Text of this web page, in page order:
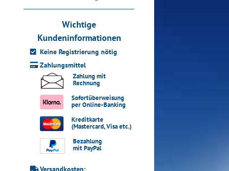
Wichtige
Kundeninformationen
Keine Registrierung nötig
Zahlungsmittel
Zahlung mit
Rechnung
Sofortüberweisung
per Online-Banking
Kreditkarte
(Mastercard, Visa etc.)
Bezahlung
mit PayPal
Versandkosten: